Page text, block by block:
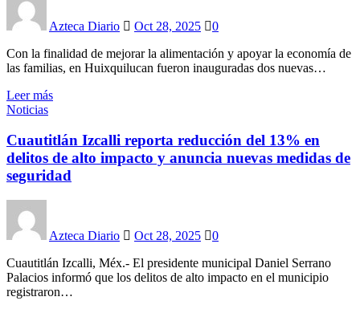
Azteca Diario Oct 28, 2025
0
Con la finalidad de mejorar la alimentación y apoyar la economía de
las familias, en Huixquilucan fueron inauguradas dos nuevas…
Leer más
Noticias
Cuautitlán Izcalli reporta reducción del 13% en
delitos de alto impacto y anuncia nuevas medidas de
seguridad
Azteca Diario Oct 28, 2025
0
Cuautitlán Izcalli, Méx.- El presidente municipal Daniel Serrano
Palacios informó que los delitos de alto impacto en el municipio
registraron…